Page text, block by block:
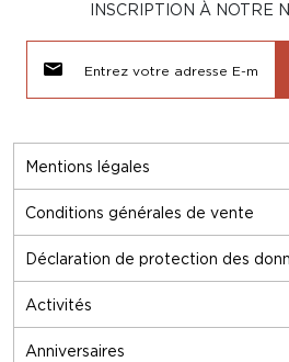
Mentions légales
Conditions générales de vente
Déclaration de protection des
Activités
Anniversaires
INSCRIPTION À NOTRE